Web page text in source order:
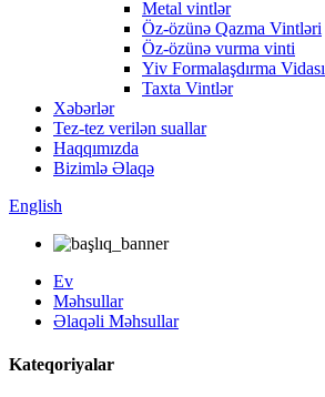
Metal vintlər
Öz-özünə Qazma Vintləri
Öz-özünə vurma vinti
Yiv Formalaşdırma Vidası
Taxta Vintlər
Xəbərlər
Tez-tez verilən suallar
Haqqımızda
Bizimlə Əlaqə
English
Ev
Məhsullar
Əlaqəli Məhsullar
Kateqoriyalar